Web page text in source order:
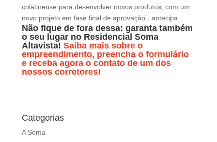
colatinense para desenvolver novos produtos, com um
novo projeto em fase final de aprovação”, antecipa.
Não fique de fora dessa: garanta também
o seu lugar no Residencial Soma
Altavista! Saiba mais sobre o
empreendimento, preencha o formulário
e receba agora o contato de um dos
nossos corretores!
Categorias
A Soma